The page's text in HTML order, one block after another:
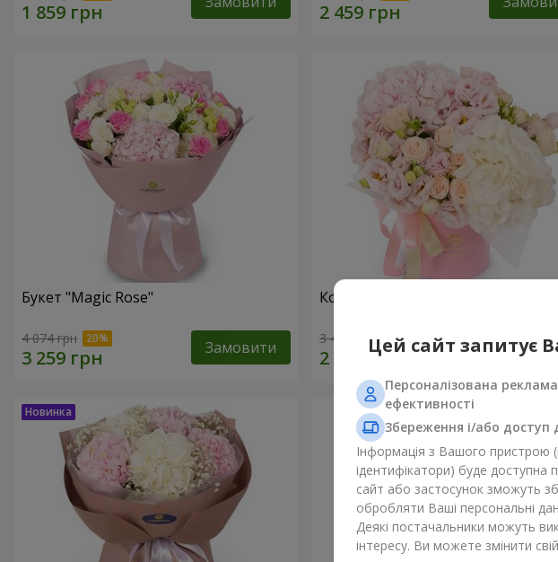
Букет "Magic Rose"
4 074 грн Замовити
Композиція "Хмарина любові"
3 427 грнЦей сайт запитує
Персоналізована
ефективності
Збереження і/або доступ
Інформація з Вашого пристрою
ідентифікатори) буде
сайт або застосунок зможуть
обробляти Ваші персональні
Деякі постачальники можуть
інтересу. Ви можете змінити